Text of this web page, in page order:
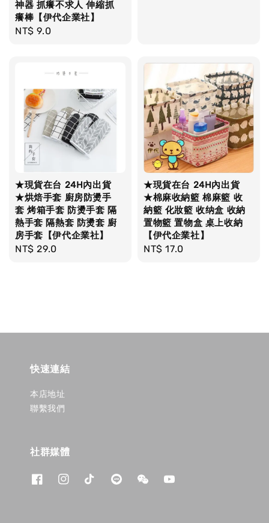
神器 抓癢不求人 伸縮抓
癢棒【伊代企業社】
Regular
NT$ 9.0
★現貨在台 24H內出貨
★烘焙手套 廚房防燙手
套 烤箱手套 防燙手套 隔
熱手套 隔熱套 防燙套 廚
房手套【伊代企業社】
Regular
NT$ 29.0
★現貨在台 24H內出貨
★棉麻收納籃 棉麻籃 收
納籃 化妝籃 收纳盒 收納
置物籃 置物盒 桌上收納
【伊代企業社】
Regular
NT$ 17.0
快速連結
本店地址
聯繫我們
社群媒體